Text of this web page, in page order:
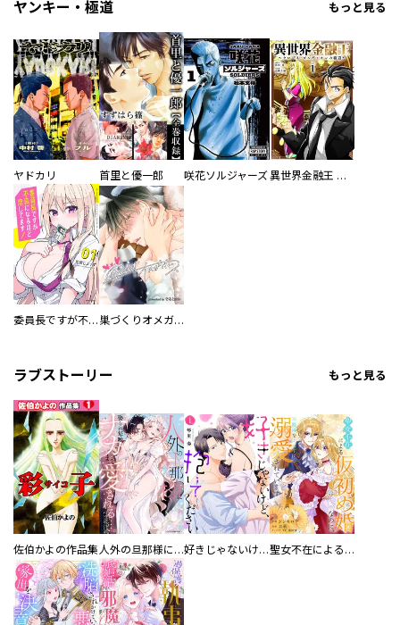
ヤンキー・極道 もっと見る
ヤドカリ 首里と優一郎 咲花ソルジャーズ 異世界金融王 ～クローネ・ゴルディオンの覇道～
委員長ですが不良になるほど恋してます！ 巣づくりオメガバース
ラブストーリー もっと見る
佐伯かよの作品集 人外の旦那様に娶られ毎晩ナカまで愛される…。アンソロジー 好きじゃないけど、抱いてください【電子単行本版／特典おまけ付き】 聖女不在による仮初め婚なのに、不器用な王太子に溺愛されています【電子単行本版／特典おまけ付き】